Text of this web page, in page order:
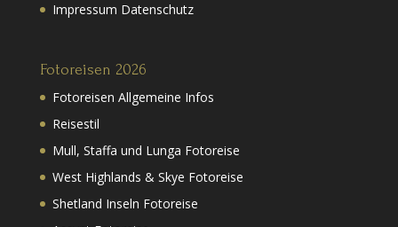
Impressum Datenschutz
Fotoreisen 2026
Fotoreisen Allgemeine Infos
Reisestil
Mull, Staffa und Lunga Fotoreise
West Highlands & Skye Fotoreise
Shetland Inseln Fotoreise